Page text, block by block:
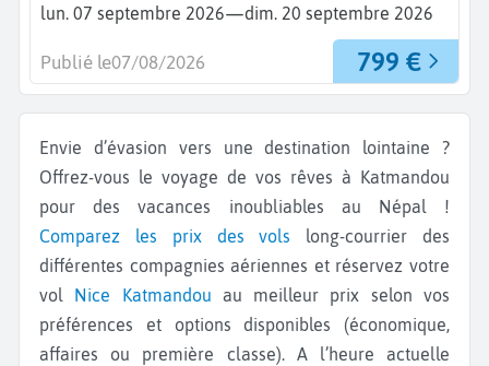
lun. 07 septembre 2026—dim. 20 septembre 2026
799 €
Publié le07/08/2026
Envie d’évasion vers une destination lointaine ?
Offrez-vous le voyage de vos rêves à Katmandou
pour des vacances inoubliables au Népal !
Comparez les prix des vols long-courrier des
différentes compagnies aériennes et réservez votre
vol Nice Katmandou au meilleur prix selon vos
préférences et options disponibles (économique,
affaires ou première classe). A l’heure actuelle